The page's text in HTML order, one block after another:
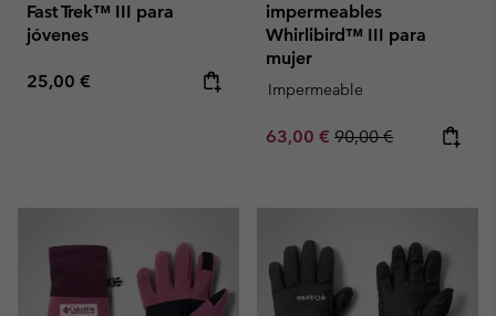
Fast Trek™ III para
jóvenes
Regular price:
25,00 €
impermeables
Whirlibird™ III para
mujer
Impermeable
Sale price:
63,00 € Regular price:
90,00 €